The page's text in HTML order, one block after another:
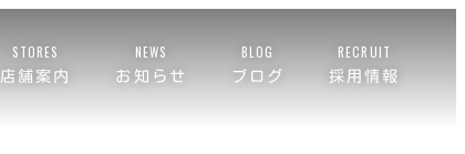
STORES
店舗案内
NEWS
お知らせ
BLOG
ブログ
RECRUIT
採用情報